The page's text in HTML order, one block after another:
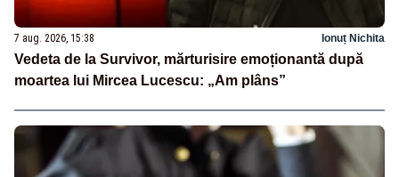
7 aug. 2026, 15:38 Ionuț Nichita
Vedeta de la Survivor, mărturisire emoționantă după
moartea lui Mircea Lucescu: „Am plâns”